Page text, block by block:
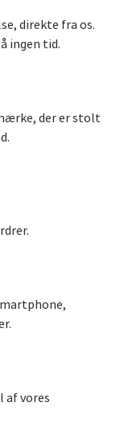
direkte fra os.
ingen tid.
der er stolt
af vores